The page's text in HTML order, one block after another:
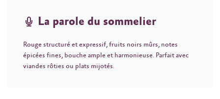
La parole du sommelier
Rouge structuré et expressif, fruits noirs mûrs, notes
épicées fines, bouche ample et harmonieuse. Parfait avec
viandes rôties ou plats mijotés.